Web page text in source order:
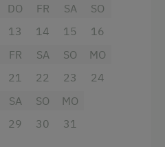
DO
13
FR
14
SA
15
SO
16
FR
21
SA
22
SO
23
MO
24
SA
29
SO
30
MO
31